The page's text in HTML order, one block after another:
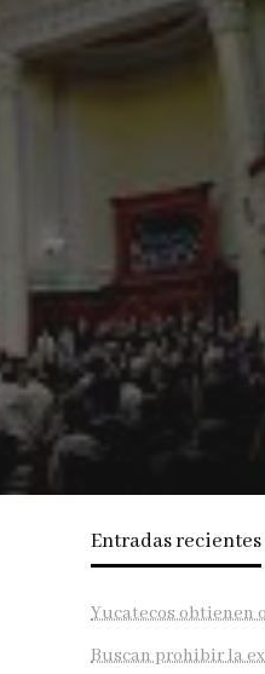
Entradas recientes
Yucatecos obtienen
Buscan prohibir la